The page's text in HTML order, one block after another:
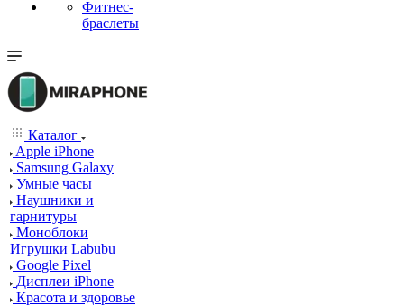
Фитнес-
браслеты
Каталог
Apple iPhone
Samsung Galaxy
Умные часы
Наушники и
гарнитуры
Моноблоки
Игрушки Labubu
Google Pixel
Дисплеи iPhone
Красота и здоровье